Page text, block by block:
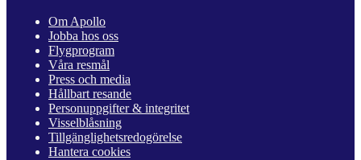
Om Apollo
Jobba hos oss
Flygprogram
Våra resmål
Press och media
Hållbart resande
Personuppgifter & integritet
Visselblåsning
Tillgänglighetsredogörelse
Hantera cookies